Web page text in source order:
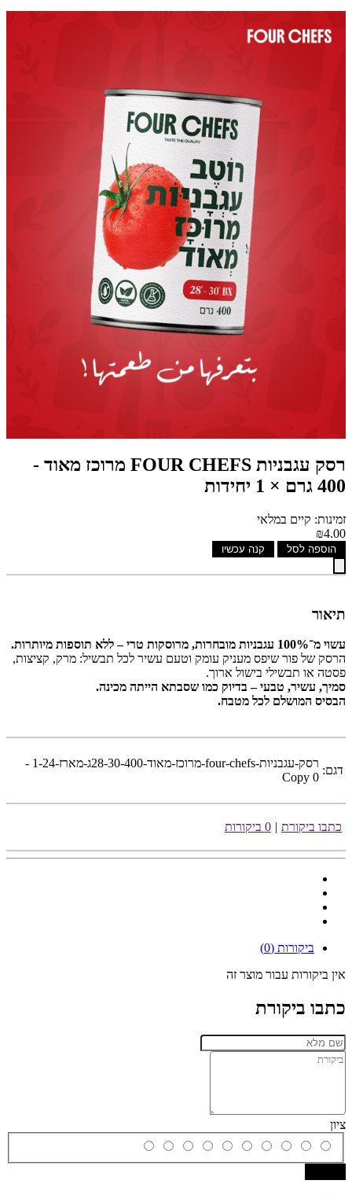
רסק עגבניות FOUR CHEFS מרוכז מאוד -
400 גרם × 1 יחידות
זמינות: קיים במלאי
₪4.00
הוספה לסל קנה עכשיו
תיאור
עשוי מ־100% עגבניות מובחרות, מרוסקות טרי – ללא תוספות מיותרות.
הרסק של פור שיפס מעניק עומק וטעם עשיר לכל תבשיל: מרק, קציצות,
פסטה או תבשילי בישול ארוך.
סמיך, עשיר, טבעי – בדיוק כמו שסבתא הייתה מכינה.
הבסיס המושלם לכל מטבח.
דגם:
רסק-עגבניות-four-chefs-מרוכז-מאוד-28-30-400ג-מארז-1-24 -
Copy 0
כתבו ביקורת | 0 ביקורות
ביקורות (0)
אין ביקורות עבור מוצר זה
כתבו ביקורת
ציון